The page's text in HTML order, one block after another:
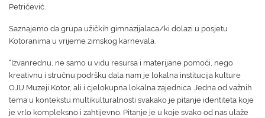
Petričević.
Saznajemo da grupa užičkih gimnazijalaca/ki dolazi u posjetu
Kotoranima u vrijeme zimskog karnevala.
“Izvanrednu, ne samo u vidu resursa i materijane pomoći, nego
kreativnu i stručnu podršku dala nam je lokalna institucija kulture
OJU Muzeji Kotor, ali i cjelokupna lokalna zajednica. Jedna od važnih
tema u kontekstu multikulturalnosti svakako je pitanje identiteta koje
je vrlo kompleksno i zahtijevno. Pitanje je u koje svako od nas ulaže